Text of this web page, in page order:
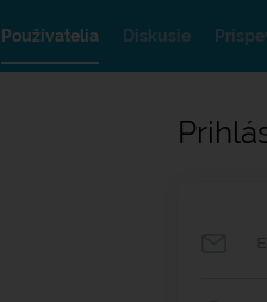
Používatelia Diskusie